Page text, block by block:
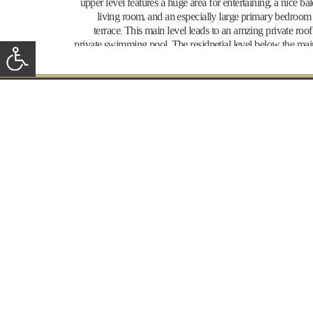
upper level features a huge area for entertaining, a nice
living room, and an especially large primary
terrace. This main level leads to an amzing private
private swimming pool. The residnetial level below the
en-suite bathrooms, the security room, shared